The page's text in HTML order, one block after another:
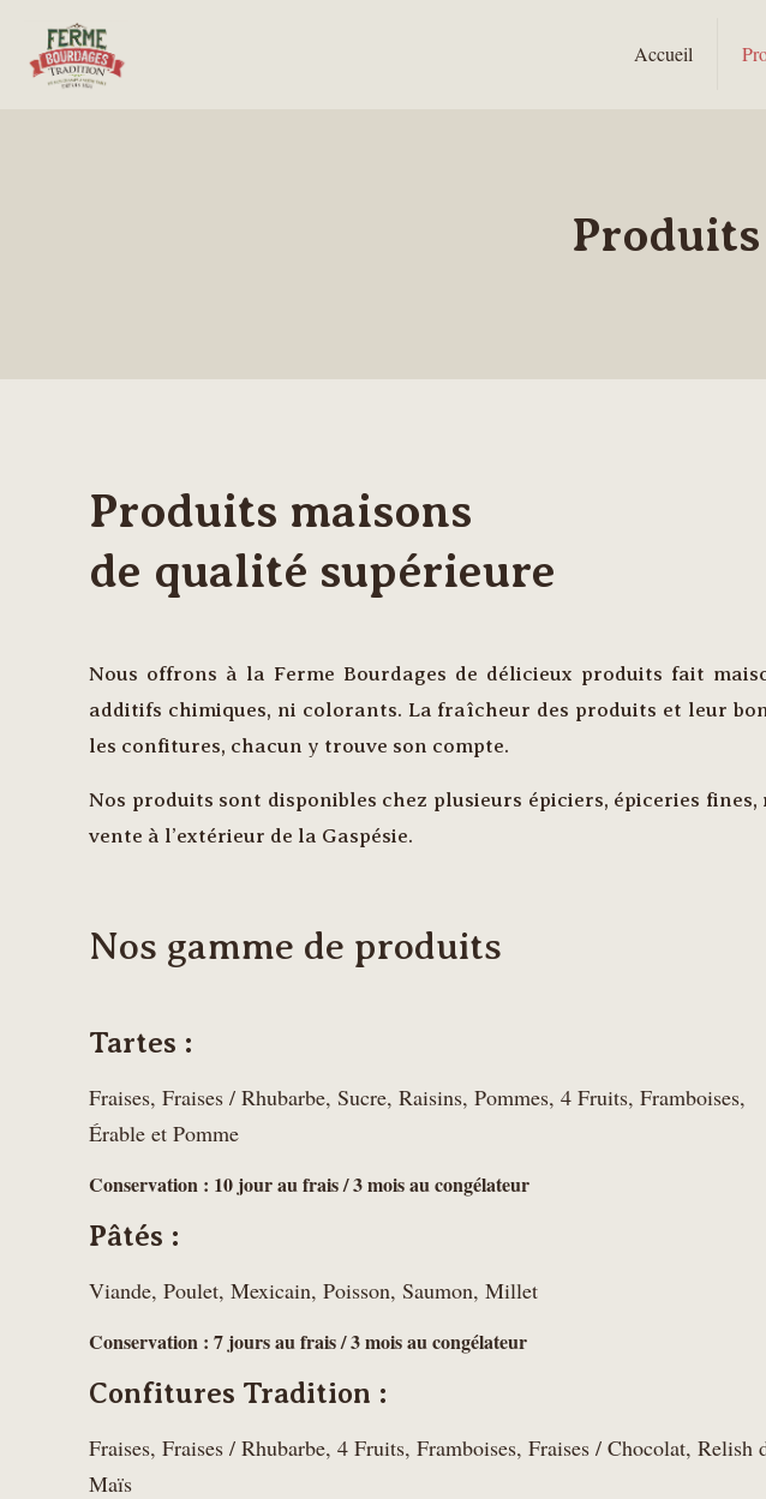
Accueil
Produits maisons
de qualité supérieure
Nous offrons à la Ferme Bourdages de délicieux produits fait
additifs chimiques, ni colorants. La fraîcheur des produits et leur
les confitures, chacun y trouve son compte.
Nos produits sont disponibles chez plusieurs épiciers, épiceries
vente à l’extérieur de la Gaspésie.
Nos gamme de produits
Tartes :
Fraises, Fraises / Rhubarbe, Sucre, Raisins, Pommes, 4 Fruits, Framboises,
Érable et Pomme
Conservation : 10 jour au frais / 3 mois au congélateur
Pâtés :
Viande, Poulet, Mexicain, Poisson, Saumon, Millet
Conservation : 7 jours au frais / 3 mois au congélateur
Confitures Tradition :
Fraises, Fraises / Rhubarbe, 4 Fruits, Framboises, Fraises / Chocolat, Relish
Maïs